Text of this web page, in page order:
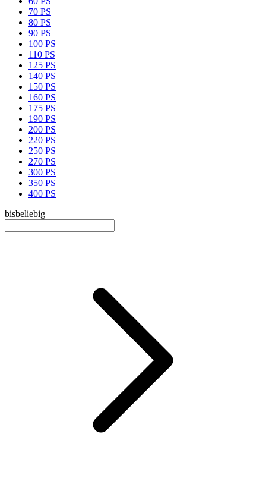
70 PS
80 PS
90 PS
100 PS
110 PS
125 PS
140 PS
150 PS
160 PS
175 PS
190 PS
200 PS
220 PS
250 PS
270 PS
300 PS
350 PS
400 PS
bisbeliebig